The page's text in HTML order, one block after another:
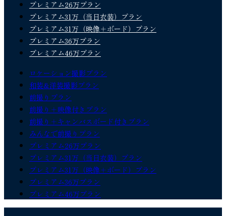
プレミアム26万プラン
プレミアム31万（当日衣装）プラン
プレミアム31万（映像＋ボード）プラン
プレミアム36万プラン
プレミアム46万プラン
ロケーション撮影プラン
和装&洋装撮影プラン
前撮りプラン
前撮り＋映像付きプラン
前撮り＋キャンバスボード付きプラン
みんなで前撮りプラン
プレミアム26万プラン
プレミアム31万（当日衣装）プラン
プレミアム31万（映像＋ボード）プラン
プレミアム36万プラン
プレミアム46万プラン